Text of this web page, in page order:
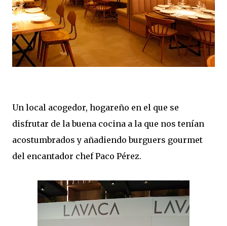
Un local acogedor, hogareño en el que se
disfrutar de la buena cocina a la que nos tenían
acostumbrados y añadiendo burguers gourmet
del encantador chef Paco Pérez.